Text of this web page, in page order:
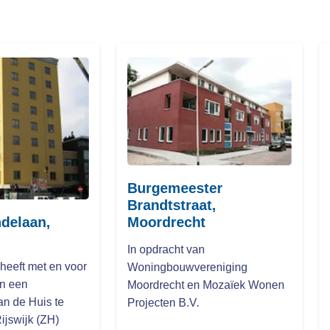
met en voor
een
de Huis te
(ZH)
Burgemeester
Brandtstraat,
Moordrecht
In opdracht van
Woningbouwvereniging
Moordrecht en Mozaïek Wonen
Projecten B.V.